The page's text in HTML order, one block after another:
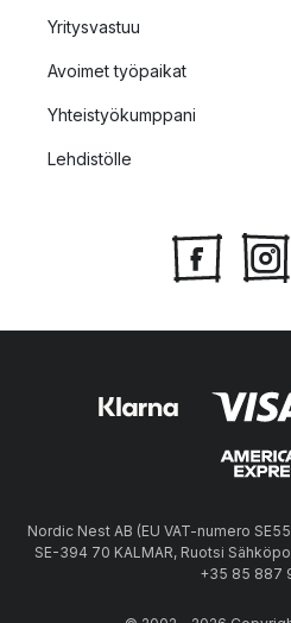
Yritysvastuu
Avoimet työpaikat
Yhteistyökumppani
Lehdistölle
Nordic Nest AB (EU VAT-numero
SE-394 70 KALMAR, Ruotsi
+35 85 887